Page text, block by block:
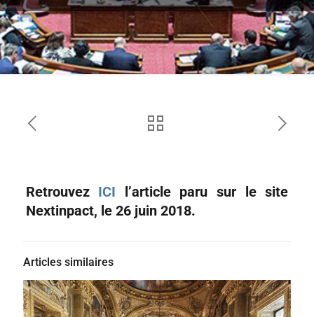
Retrouvez ICI l’article paru sur le site
Nextinpact, le 26 juin 2018.
Articles similaires